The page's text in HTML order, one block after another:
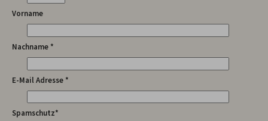
Vorname
Nachname *
E-Mail Adresse *
Spamschutz*